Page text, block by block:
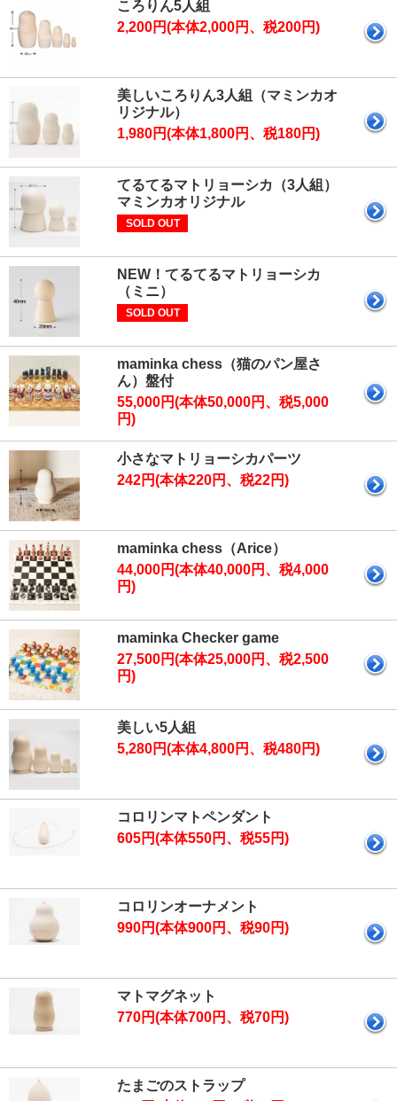
ころりん5人組
2,200円(本体2,000円、税200円)
美しいころりん3人組（マミンカオ
リジナル）
1,980円(本体1,800円、税180円)
てるてるマトリョーシカ（3人組）
マミンカオリジナル
SOLD OUT
NEW！てるてるマトリョーシカ
（ミニ）
SOLD OUT
maminka chess（猫のパン屋さ
ん）盤付
55,000円(本体50,000円、税5,000
円)
小さなマトリョーシカパーツ
242円(本体220円、税22円)
maminka chess（Arice）
44,000円(本体40,000円、税4,000
円)
maminka Checker game
27,500円(本体25,000円、税2,500
円)
美しい5人組
5,280円(本体4,800円、税480円)
コロリンマトペンダント
605円(本体550円、税55円)
コロリンオーナメント
990円(本体900円、税90円)
マトマグネット
770円(本体700円、税70円)
たまごのストラップ